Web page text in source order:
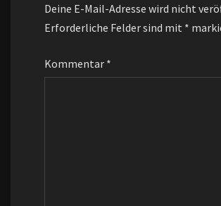
Deine E-Mail-Adresse wird nicht
Erforderliche Felder sind mit *
Kommentar *